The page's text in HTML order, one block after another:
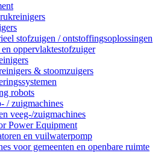
stofzuigen / ontstoffingsoplossingen
oppervlaktestofzuiger
& stoomzuigers
robots
/ zuigmachines
veeg-/zuigmachines
Power Equipment
en vuilwaterpomp
voor gemeenten en openbare ruimte